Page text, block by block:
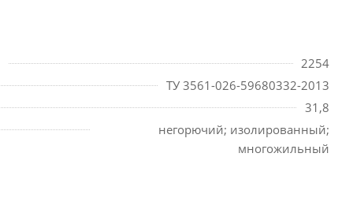
2254
ТУ 3561-026-59680332-2013
31,8
негорючий; изолированный;
многожильный